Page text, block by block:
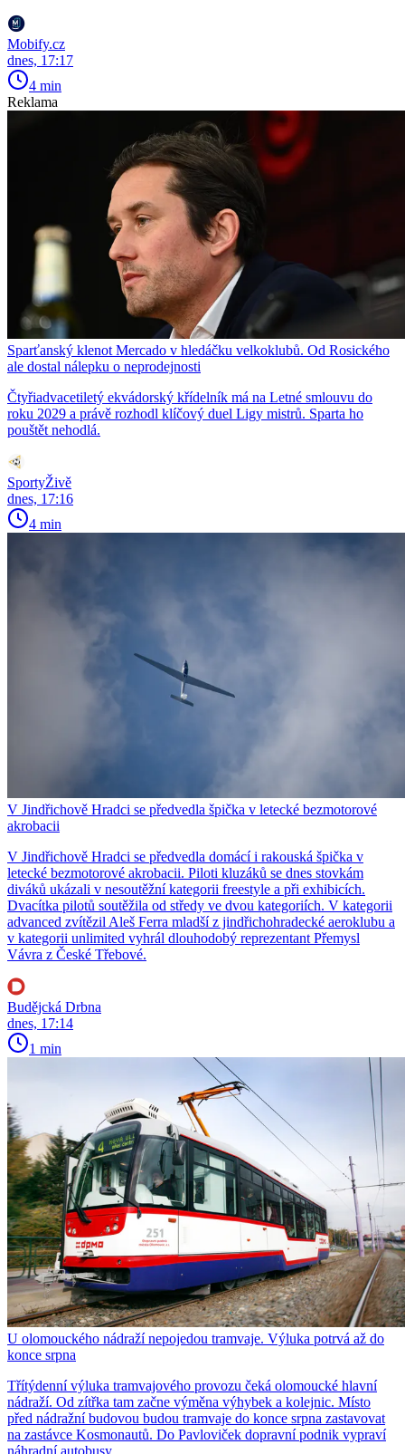
Mobify.cz
dnes, 17:17
4 min
Reklama
Sparťanský klenot Mercado v hledáčku velkoklubů. Od Rosického
ale dostal nálepku o neprodejnosti
Čtyřiadvacetiletý ekvádorský křídelník má na Letné smlouvu do
roku 2029 a právě rozhodl klíčový duel Ligy mistrů. Sparta ho
pouštět nehodlá.
SportyŽivě
dnes, 17:16
4 min
V Jindřichově Hradci se předvedla špička v letecké bezmotorové
akrobacii
V Jindřichově Hradci se předvedla domácí i rakouská špička v
letecké bezmotorové akrobacii. Piloti kluzáků se dnes stovkám
diváků ukázali v nesoutěžní kategorii freestyle a při exhibicích.
Dvacítka pilotů soutěžila od středy ve dvou kategoriích. V kategorii
advanced zvítězil Aleš Ferra mladší z jindřichohradecké aeroklubu a
v kategorii unlimited vyhrál dlouhodobý reprezentant Přemysl
Vávra z České Třebové.
Budějcká Drbna
dnes, 17:14
1 min
U olomouckého nádraží nepojedou tramvaje. Výluka potrvá až do
konce srpna
Třítýdenní výluka tramvajového provozu čeká olomoucké hlavní
nádraží. Od zítřka tam začne výměna výhybek a kolejnic. Místo
před nádražní budovou budou tramvaje do konce srpna zastavovat
na zastávce Kosmonautů. Do Pavloviček dopravní podnik vypraví
náhradní autobusy.